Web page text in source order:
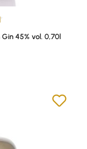
von 5 Sternen
45% vol. 0,70l